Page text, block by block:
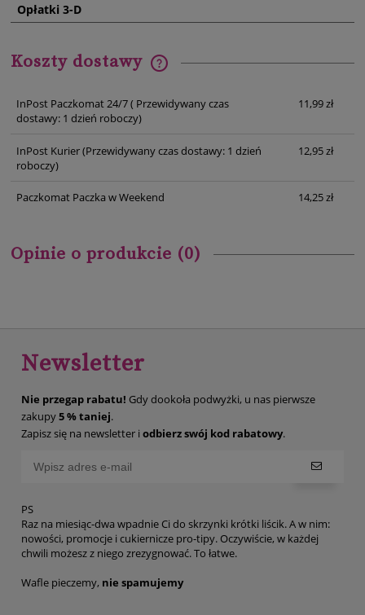
Opłatki 3-D
Koszty dostawy
InPost Paczkomat 24/7( Przewidywany czas
dostawy: 1 dzień roboczy)
11,99 zł
InPost Kurier(Przewidywany czas dostawy: 1 dzień
roboczy)
12,95 zł
Paczkomat Paczka w Weekend 14,25 zł
Opinie o produkcie (0)
Newsletter
Nie przegap rabatu! Gdy dookoła podwyżki, u nas pierwsze
zakupy5 % taniej.
Zapisz się na newsletter i odbierz swój kod rabatowy.
PS
Raz na miesiąc-dwa wpadnie Ci do skrzynki krótki liścik. A w nim:
nowości, promocje i cukiernicze pro-tipy. Oczywiście, w każdej
chwili możesz z niego zrezygnować. To łatwe.
Wafle pieczemy, nie spamujemy